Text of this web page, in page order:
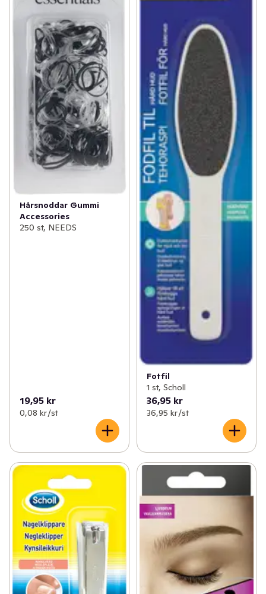
Hårsnoddar Gummi
Accessories
250 st, NEEDS
19,95 kr
0,08 kr /st
Fotfil
1 st, Scholl
36,95 kr
36,95 kr /st